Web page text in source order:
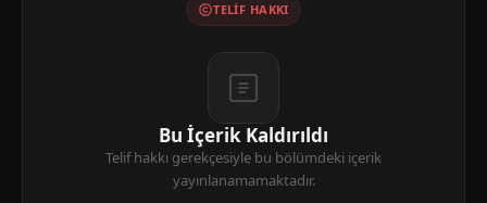
TELIF HAKKI
Bu İçerik Kaldırıldı
Telif hakkı gerekçesiyle bu bölümdeki içerik
yayınlanamamaktadır.